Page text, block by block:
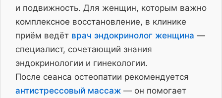
и подвижность. Для женщин, которым важно
комплексное восстановление, в клинике
приём ведёт врач эндокринолог женщина —
специалист, сочетающий знания
эндокринологии и гинекологии.
После сеанса остеопатии рекомендуется
антистрессовый массаж — он помогает